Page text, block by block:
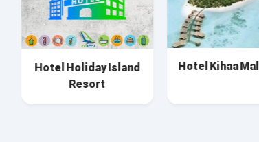
Hotel Kihaa
Hotel Holiday Island
Resort